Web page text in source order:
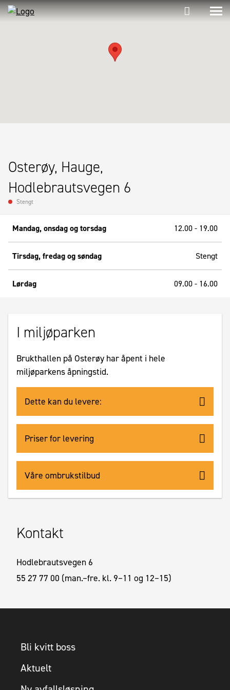
Osterøy, Hauge,
Hodlebrautsvegen 6
Stengt
Mandag, onsdag og torsdag 12.00 - 19.00
Tirsdag, fredag og søndag Stengt
Lørdag 09.00 - 16.00
I miljøparken
Brukthallen på Osterøy har åpent i hele
miljøparkens åpningstid.
Dette kan du levere:
Priser for levering
Våre ombrukstilbud
Kontakt
Hodlebrautsvegen 6
55 27 77 00 (man.–fre. kl. 9–11 og 12–15)
Bli kvitt boss
Aktuelt